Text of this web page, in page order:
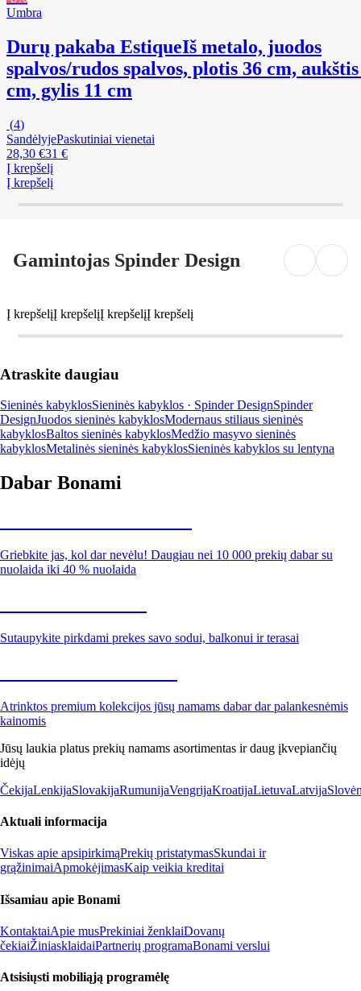
Umbra
Durų pakaba EstiqueIš metalo, juodos
spalvos/rudos spalvos, plotis 36 cm,
cm, gylis 11 cm
(4)
SandėlyjePaskutiniai vienetai
28,30 €31 €
Į krepšelį
Į krepšelį
Gamintojas Spinder Design
Į krepšelįĮ krepšelįĮ krepšelįĮ krepšelį
Atraskite daugiau
Sieninės kabyklosSieninės kabyklos · Spinder DesignSpinder
DesignJuodos sieninės kabyklosModernaus stiliaus sieninės
kabyklosBaltos sieninės kabyklosMedžio masyvo sieninės
kabyklosMetalinės sieninės kabyklosSieninės kabyklos su lentyna
Dabar Bonami
Griebkite jas, kol dar nevėlu! Daugiau nei 10 000 prekių dabar su
nuolaida iki 40 % nuolaida
Sutaupykite pirkdami prekes savo sodui, balkonui ir terasai
Atrinktos premium kolekcijos jūsų namams dabar dar palankesnėmis
kainomis
Jūsų laukia platus prekių namams asortimentas ir daug įkvepiančių
idėjų
ČekijaLenkijaSlovakijaRumunijaVengrijaKroatijaLietuvaLatvija
Aktuali informacija
Viskas apie apsipirkimąPrekių pristatymasSkundai ir
grąžinimaiApmokėjimasKaip veikia kreditai
Išsamiau apie Bonami
KontaktaiApie musPrekiniai ženklaiDovanų
čekiaiŽiniasklaidaiPartnerių programaBonami verslui
Atsisiųsti mobiliąją programėlę